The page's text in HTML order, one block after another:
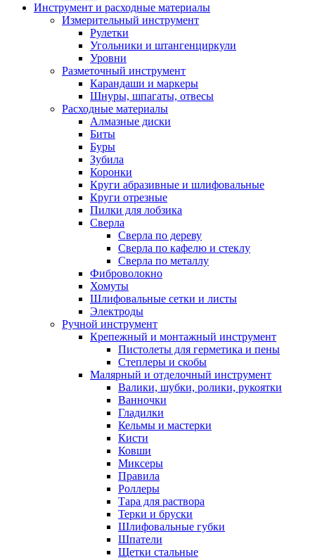
Инструмент и расходные материалы
Измерительный инструмент
Рулетки
Угольники и штангенциркули
Уровни
Разметочный инструмент
Карандаши и маркеры
Шнуры, шпагаты, отвесы
Расходные материалы
Алмазные диски
Биты
Буры
Зубила
Коронки
Круги абразивные и шлифовальные
Круги отрезные
Пилки для лобзика
Сверла
Сверла по дереву
Сверла по кафелю и стеклу
Сверла по металлу
Фиброволокно
Хомуты
Шлифовальные сетки и листы
Электроды
Ручной инструмент
Крепежный и монтажный инструмент
Пистолеты для герметика и пены
Степлеры и скобы
Малярный и отделочный инструмент
Валики, шубки, ролики, рукоятки
Ванночки
Гладилки
Кельмы и мастерки
Кисти
Ковши
Миксеры
Правила
Роллеры
Тара для раствора
Терки и бруски
Шлифовальные губки
Шпатели
Щетки стальные